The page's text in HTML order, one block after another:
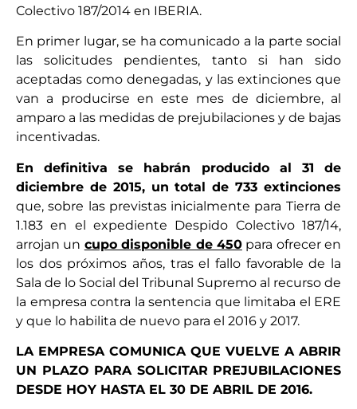
Colectivo 187/2014 en IBERIA.
En primer lugar, se ha comunicado a la parte social
las solicitudes pendientes, tanto si han sido
aceptadas como denegadas, y las extinciones que
van a producirse en este mes de diciembre, al
amparo a las medidas de prejubilaciones y de bajas
incentivadas.
En definitiva se habrán producido al 31 de
diciembre de 2015, un total de 733 extinciones
que, sobre las previstas inicialmente para Tierra de
1.183 en el expediente Despido Colectivo 187/14,
arrojan un cupo disponible de 450para ofrecer en
los dos próximos años, tras el fallo favorable de la
Sala de lo Social del Tribunal Supremo al recurso de
la empresa contra la sentencia que limitaba el ERE
y que lo habilita de nuevo para el 2016 y 2017.
LA EMPRESA COMUNICA QUE VUELVE A ABRIR
UN PLAZO PARA SOLICITAR PREJUBILACIONES
DESDE HOY HASTA EL 30 DE ABRIL DE 2016.